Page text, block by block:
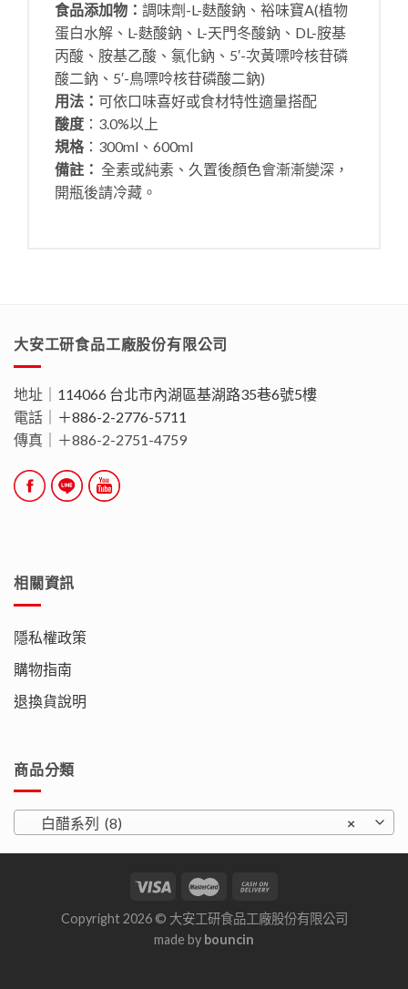
食品添加物： 調味劑-L-麩酸鈉、裕味寶A(植物
蛋白水解、L-麩酸鈉、L-天門冬酸鈉、DL-胺基
丙酸、胺基乙酸、氯化鈉、5′-次黃嘌呤核苷磷
酸二鈉、5′-鳥嘌呤核苷磷酸二鈉)
用法： 可依口味喜好或食材特性適量搭配
酸度 ：3.0%以上
規格：300ml、600ml
備註： 全素或純素、久置後顏色會漸漸變深，
開瓶後請冷藏。
大安工研食品工廠股份有限公司
地址｜ 114066 台北市內湖區基湖路35巷6號5樓
電話｜
＋886-2-2776-5711
傳真｜＋886-2-2751-4759
相關資訊
隱私權政策
購物指南
退換貨說明
商品分類
×
白醋系列 (8)
Copyright 2026 © 大安工研食品工廠股份有限公司
made by bouncin